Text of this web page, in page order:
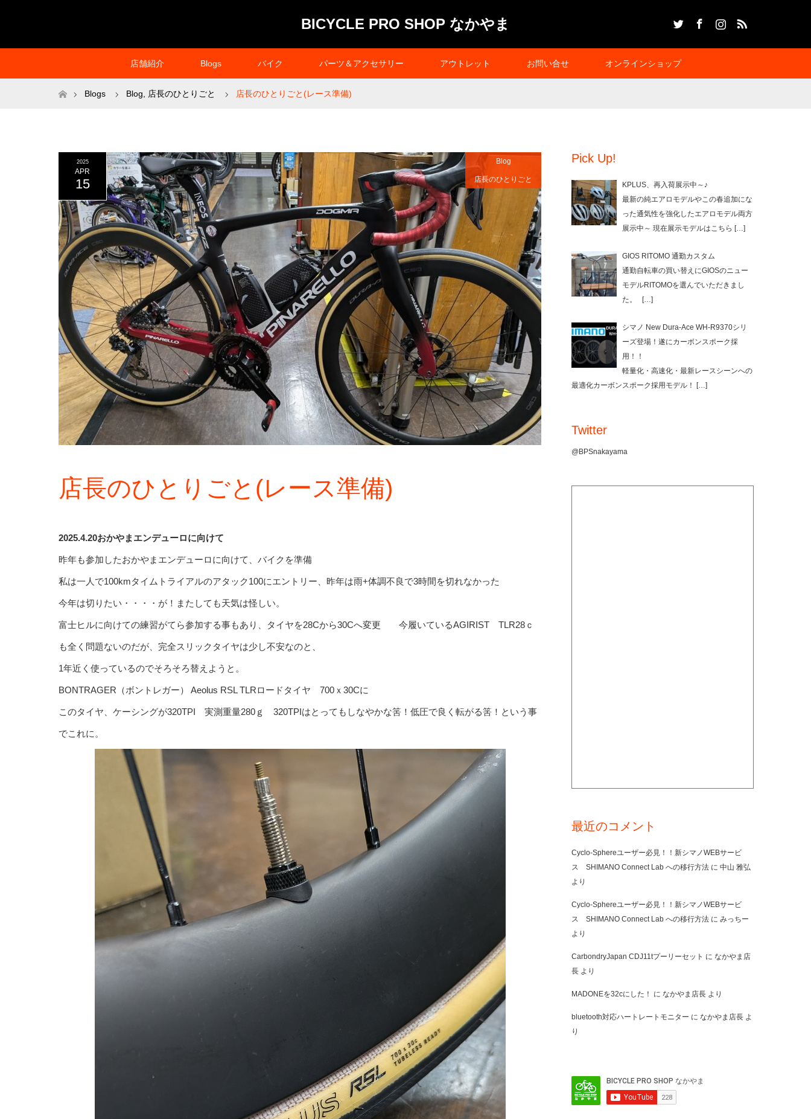
BICYCLE PRO SHOP なかやま
店舗紹介 Blogs バイク パーツ＆アクセサリー アウトレット お問い合せ オンラインショップ
ホームBlogs Blog 店長のひとりごと 店長のひとりごと(レース準備)
2025
APR
15
Blog
店長のひとりごと
店長のひとりごと(レース準備)
2025.4.20おかやまエンデューロに向けて
昨年も参加したおかやまエンデューロに向けて、バイクを準備
私は一人で100kmタイムトライアルのアタック100にエントリー、昨年は雨+体調不良で3時間を切れなかった
今年は切りたい・・・・が！またしても天気は怪しい。
富士ヒルに向けての練習がてら参加する事もあり、タイヤを28Cから30Cへ変更 今履いているAGIRIST TLR28ｃ
も全く問題ないのだが、完全スリックタイヤは少し不安なのと、
1年近く使っているのでそろそろ替えようと。
BONTRAGER（ボントレガー） Aeolus RSL TLRロードタイヤ 700ｘ30Cに
このタイヤ、ケーシングが320TPI 実測重量280ｇ 320TPIはとってもしなやかな筈！低圧で良く転がる筈！という事
でこれに。
Pick Up!
KPLUS、再入荷展示中～♪
最新の純エアロモデルやこの春追加にな
った通気性を強化したエアロモデル両方
展示中～ 現在展示モデルはこちら […]
GIOS RITOMO 通勤カスタム
通勤自転車の買い替えにGIOSのニュー
モデルRITOMOを選んでいただきまし
た。
[…]
シマノ New Dura-Ace WH-R9370シリ
ーズ登場！遂にカーボンスポーク採
用！！
軽量化・高速化・最新レースシーンへの
最適化カーボンスポーク採用モデル！
[…]
Twitter
@BPSnakayama
最近のコメント
Cyclo-Sphereユーザー必見！！新シマノWEBサービ
ス SHIMANO Connect Lab への移行方法 に 中山 雅弘
より
Cyclo-Sphereユーザー必見！！新シマノWEBサービ
ス SHIMANO Connect Lab への移行方法 に みっちー
より
CarbondryJapan CDJ11tプーリーセット に なかやま店
長 より
MADONEを32cにした！ に なかやま店長 より
bluetooth対応ハートレートモニター に なかやま店長 よ
り